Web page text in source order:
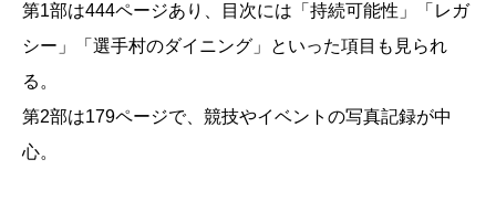
第1部は444ページあり、目次には「持続可能性」「レガ
シー」「選手村のダイニング」といった項目も見られ
る。
第2部は179ページで、競技やイベントの写真記録が中
心。